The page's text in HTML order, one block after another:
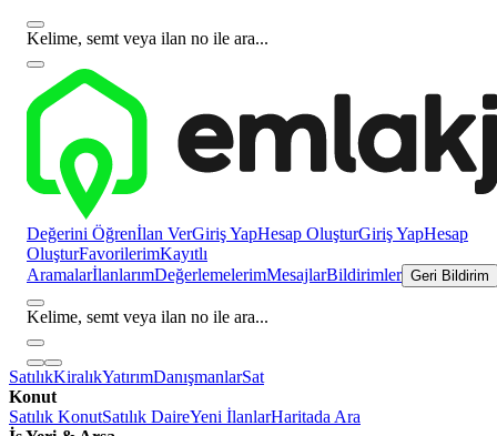
Kelime, semt veya ilan no ile ara...
Değerini Öğrenİlan VerGiriş YapHesap OluşturGiriş YapHesap
OluşturFavorilerimKayıtlı
AramalarİlanlarımDeğerlemelerimMesajlarBildirimler Geri Bildirim
Kelime, semt veya ilan no ile ara...
SatılıkKiralıkYatırımDanışmanlarSat
Konut
Satılık KonutSatılık DaireYeni İlanlarHaritada Ara